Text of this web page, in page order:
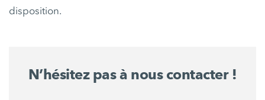
disposition.
N’hésitez pas à nous contacter !